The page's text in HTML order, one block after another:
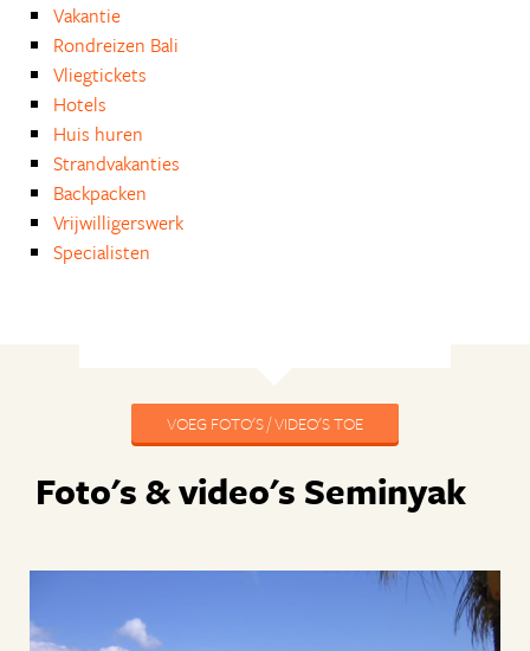
Vakantie
Rondreizen Bali
Vliegtickets
Hotels
Huis huren
Strandvakanties
Backpacken
Vrijwilligerswerk
Specialisten
VOEG FOTO'S / VIDEO'S TOE
Foto's & video's Seminyak